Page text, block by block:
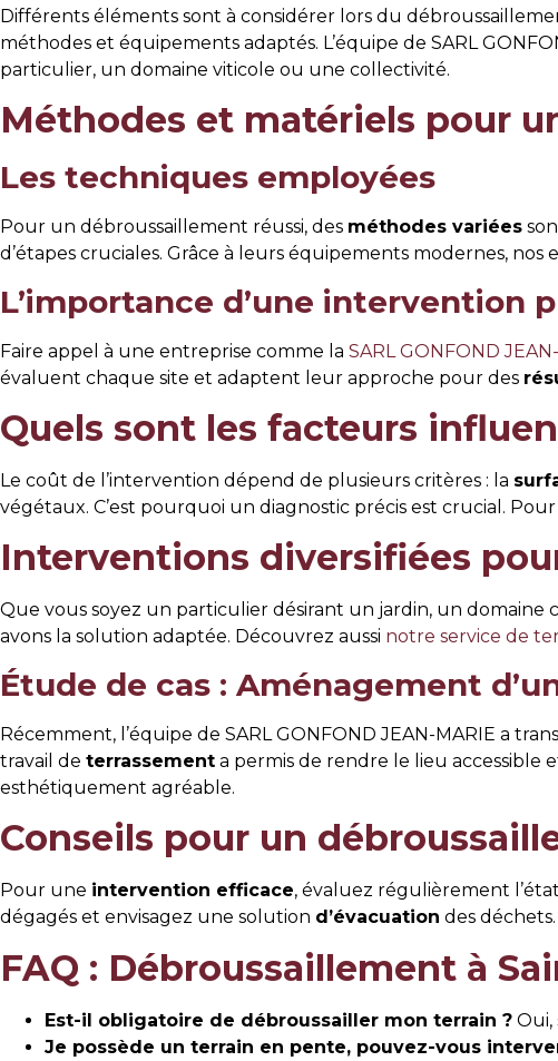
Différents éléments sont à considérer lors du
méthodes et équipements adaptés. L’équipe de SARL
particulier, un domaine viticole ou une collectivité.
Méthodes et matériels pour
Les techniques employées
Pour un débroussaillement réussi, des méthodes variées
d’étapes cruciales. Grâce à leurs équipements modernes,
L’importance d’une intervention
Faire appel à une entreprise comme la SARL GONFOND
évaluent chaque site et adaptent leur approche pour des
Quels sont les facteurs
Le coût de l’intervention dépend de plusieurs critères : la
végétaux. C’est pourquoi un diagnostic précis est crucial.
Interventions diversifiées
Que vous soyez un particulier désirant un jardin, un
avons la solution adaptée. Découvrez aussi notre service de
Étude de cas : Aménagement
Récemment, l’équipe de SARL GONFOND JEAN-MARIE a
travail de terrassement a permis de rendre le lieu accessible
esthétiquement agréable.
Conseils pour un
Pour une intervention efficace, évaluez régulièrement
dégagés et envisagez une solution d’évacuation des
FAQ : Débroussaillement à
Est-il obligatoire de débroussailler mon terrain ? Oui,
Je possède un terrain en pente, pouvez-vous